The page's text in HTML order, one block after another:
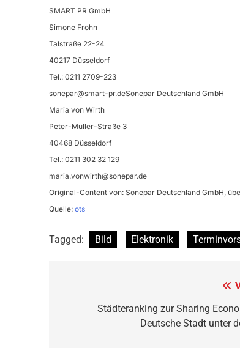
SMART PR GmbH
Simone Frohn
Talstraße 22-24
40217 Düsseldorf
Tel.: 0211 2709-223
sonepar@smart-pr.deSoneparDeutschland GmbH
Maria von Wirth
Peter-Müller-Straße 3
40468 Düsseldorf
Tel.: 0211 302 32 129
maria.vonwirth@sonepar.de
Original-Content von: Sonepar Deutschland GmbH,
Quelle: ots
Tagged: Bild Elektronik
Städteranking zur Sharing
Deutsche Stadt unter